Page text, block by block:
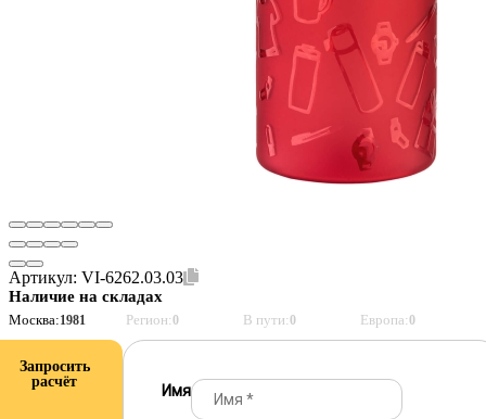
Артикул: VI-6262.03.03
Наличие на складах
Москва:1981 Регион:0 В пути:0 Европа:0
Запросить
расчёт
Имя